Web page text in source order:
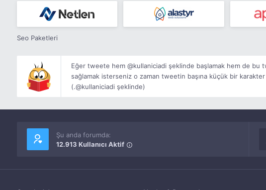
Seo Paketleri
Eğer tweete hem @kullaniciadi şeklinde başlamak hem de bu
sağlamak isterseniz o zaman tweetin başına küçük bir
(.@kullaniciadi şeklinde)
Şu anda forumda:
12.913 Kullanıcı Aktif